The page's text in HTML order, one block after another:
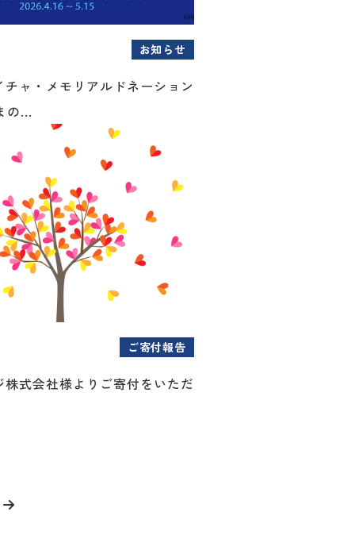
お知らせ
ャ・メモリアルドネーション
の...
ご寄付報告
株式会社様よりご寄付をいただ